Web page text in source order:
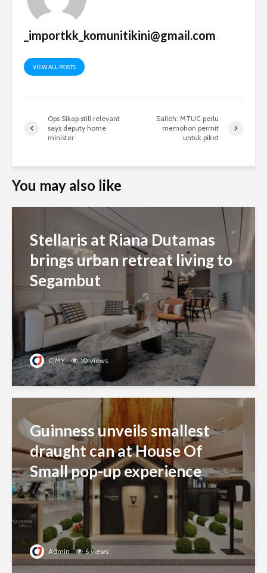
_importkk_komunitikini@gmail.com
VIEW ALL POSTS
Ops Sikap still relevant
says deputy home
minister
Salleh: MTUC perlu
memohon permit
untuk piket
You may also like
Stellaris at Riana Dutamas
brings urban retreat living to
Segambut
CJMY 10 views
Guinness unveils smallest
draught can at House Of
Small pop-up experience
Admin 6 views